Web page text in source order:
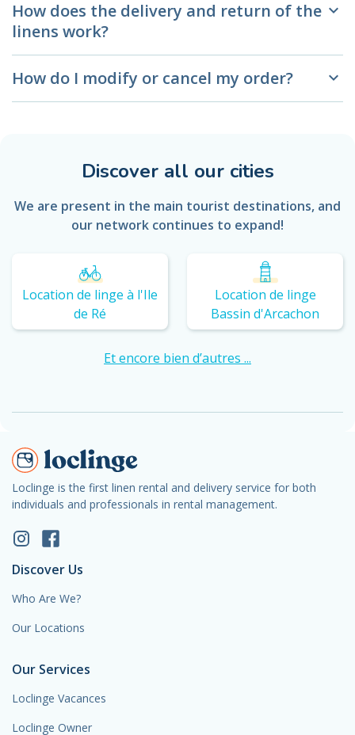
How does the delivery and return of the
linens work?
keyboard_arrow_down
How do I modify or cancel my order? keyboard_arrow_down
Discover all our cities
We are present in the main tourist destinations, and
our network continues to expand!
Location de linge à l'Ile
de Ré
Location de linge
Bassin d'Arcachon
Et encore bien d’autres ...
Loclinge is the first linen rental and delivery service for both
individuals and professionals in rental management.
Discover Us
Who Are We?
Our Locations
Our Services
Loclinge Vacances
Loclinge Owner